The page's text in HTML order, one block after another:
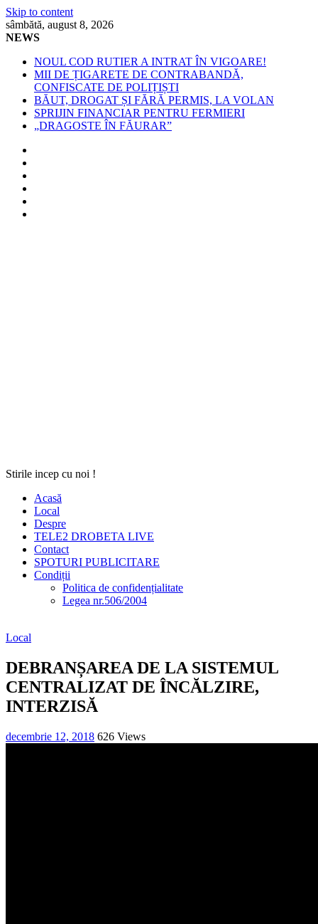
Skip to content
sâmbătă, august 8, 2026
NEWS
NOUL COD RUTIER A INTRAT ÎN VIGOARE!
MII DE ȚIGARETE DE CONTRABANDĂ,
CONFISCATE DE POLIȚIȘTI
BĂUT, DROGAT ȘI FĂRĂ PERMIS, LA VOLAN
SPRIJIN FINANCIAR PENTRU FERMIERI
„DRAGOSTE ÎN FĂURAR”
Stirile incep cu noi !
Acasă
Local
Despre
TELE2 DROBETA LIVE
Contact
SPOTURI PUBLICITARE
Condiții
Politica de confidențialitate
Legea nr.506/2004
Local
DEBRANȘAREA DE LA SISTEMUL
CENTRALIZAT DE ÎNCĂLZIRE,
INTERZISĂ
decembrie 12, 2018 626 Views